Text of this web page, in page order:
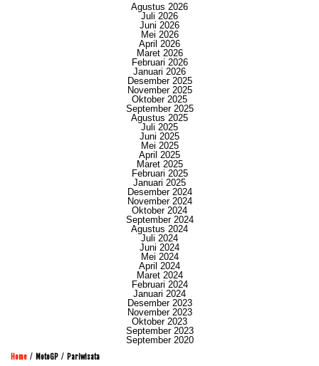
Agustus 2026
Juli 2026
Juni 2026
Mei 2026
April 2026
Maret 2026
Februari 2026
Januari 2026
Desember 2025
November 2025
Oktober 2025
September 2025
Agustus 2025
Juli 2025
Juni 2025
Mei 2025
April 2025
Maret 2025
Februari 2025
Januari 2025
Desember 2024
November 2024
Oktober 2024
September 2024
Agustus 2024
Juli 2024
Juni 2024
Mei 2024
April 2024
Maret 2024
Februari 2024
Januari 2024
Desember 2023
November 2023
Oktober 2023
September 2023
September 2020
Home / MotoGP / Pariwisata